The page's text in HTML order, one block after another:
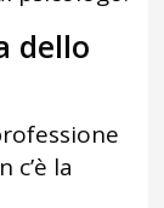
dello
c’è la